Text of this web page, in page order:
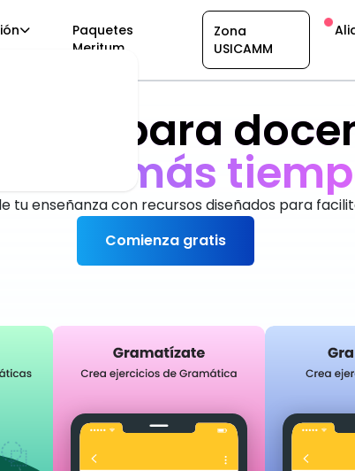
Paquetes
Meritum
Zona
USICAMM
para
tu enseñanza con recursos diseñados para
Comienza gratis